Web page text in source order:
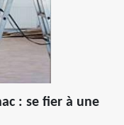
: se fier à une